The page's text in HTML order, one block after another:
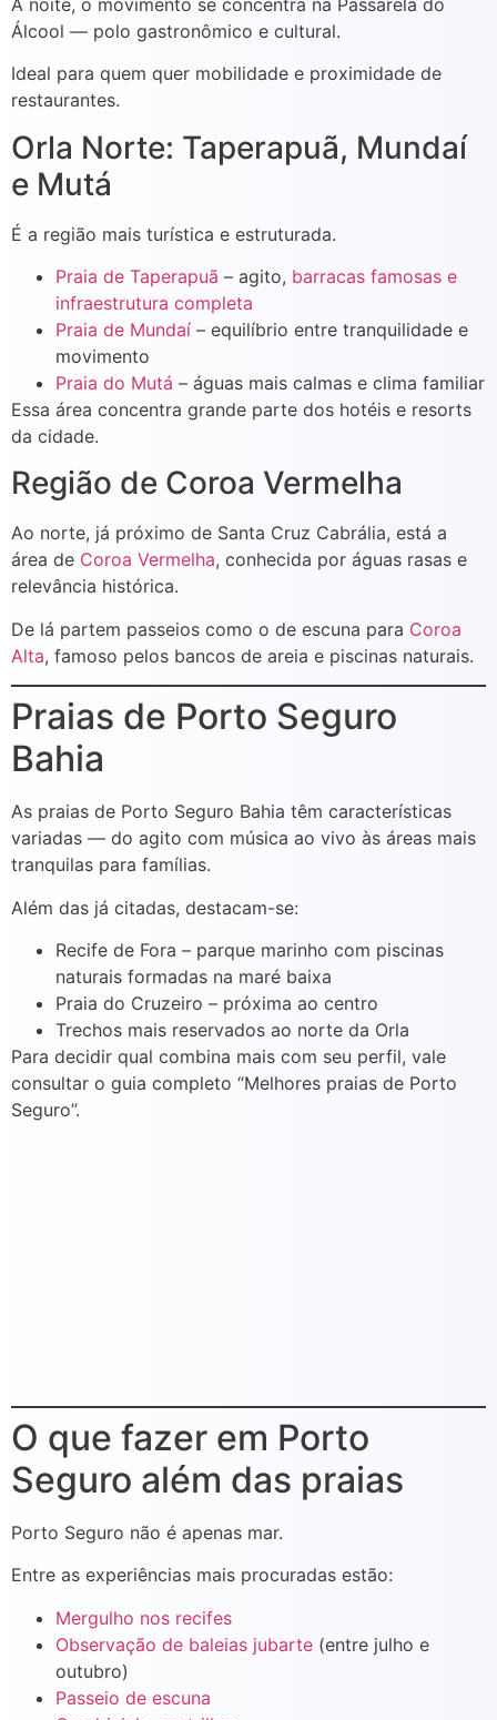
Álcool — polo gastronômico e cultural.
Ideal para quem quer mobilidade e proximidade de
restaurantes.
Orla Norte: Taperapuã, Mundaí
e Mutá
É a região mais turística e estruturada.
Praia de Taperapuã – agito, barracas famosas e
infraestrutura completa
Praia de Mundaí – equilíbrio entre tranquilidade e
movimento
Praia do Mutá – águas mais calmas e clima familiar
Essa área concentra grande parte dos hotéis e resorts
da cidade.
Região de Coroa Vermelha
Ao norte, já próximo de Santa Cruz Cabrália, está a
área de Coroa Vermelha, conhecida por águas rasas e
relevância histórica.
De lá partem passeios como o de escuna para Coroa
Alta, famoso pelos bancos de areia e piscinas naturais.
Praias de Porto Seguro
Bahia
As praias de Porto Seguro Bahia têm características
variadas — do agito com música ao vivo às áreas mais
tranquilas para famílias.
Além das já citadas, destacam-se:
Recife de Fora – parque marinho com piscinas
naturais formadas na maré baixa
Praia do Cruzeiro – próxima ao centro
Trechos mais reservados ao norte da Orla
Para decidir qual combina mais com seu perfil, vale
consultar o guia completo “Melhores praias de Porto
Seguro”.
O que fazer em Porto
Seguro além das praias
Porto Seguro não é apenas mar.
Entre as experiências mais procuradas estão:
Mergulho nos recifes
Observação de baleias jubarte (entre julho e
outubro)
Passeio de escuna